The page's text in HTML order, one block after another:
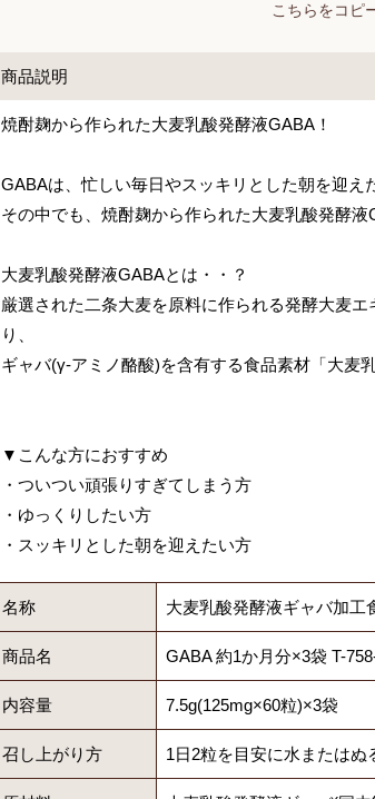
こちらをコピ
商品説明
焼酎麹から作られた大麦乳酸発酵液GABA！
GABAは、忙しい毎日やスッキリとした朝を迎え
その中でも、焼酎麹から作られた大麦乳酸発酵液
大麦乳酸発酵液GABAとは・・？
厳選された二条大麦を原料に作られる発酵大麦
り、
ギャバ(γ-アミノ酪酸)を含有する食品素材「大麦
▼こんな方におすすめ
・ついつい頑張りすぎてしまう方
・ゆっくりしたい方
・スッキリとした朝を迎えたい方
名称 大麦乳酸発酵液ギャバ加工
商品名 GABA 約1か月分×3袋 T-
内容量 7.5g(125mg×60粒)×3袋
召し上がり方 1日2粒を目安に水または